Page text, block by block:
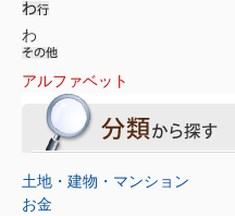
わ
アルファベット
土地・建物・マンション
お金